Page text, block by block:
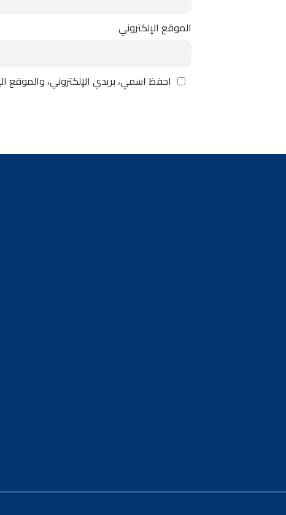
الموقع الإلكتروني
احفظ اسمي، بريدي الإلكتروني، والموقع